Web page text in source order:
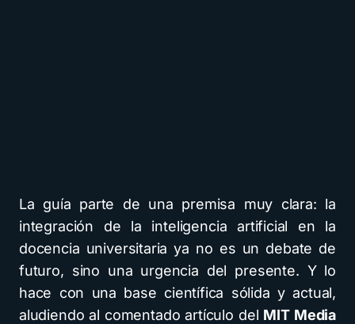
La guía parte de una premisa muy clara: la
integración de la inteligencia artificial en la
docencia universitaria ya no es un debate de
futuro, sino una urgencia del presente. Y lo
hace con una base científica sólida y actual,
aludiendo al comentado artículo del MIT Media